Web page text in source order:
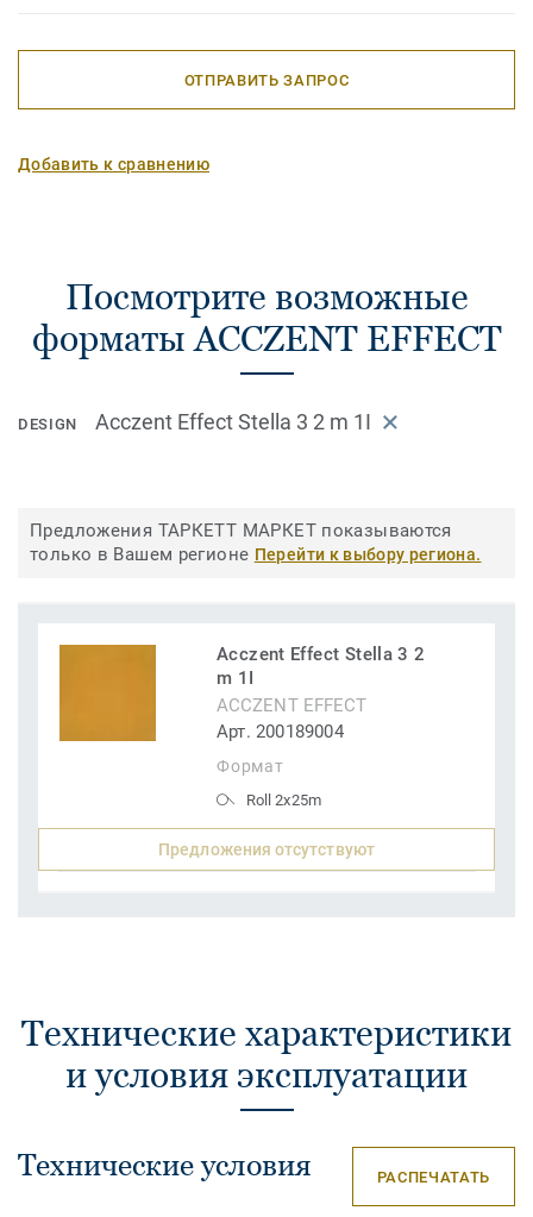
ОТПРАВИТЬ ЗАПРОС
Добавить к сравнению
Посмотрите возможные
форматы ACCZENT EFFECT
DESIGN Acczent Effect Stella 3 2 m 1I
Предложения ТАРКЕТТ МАРКЕТ показываются
только в Вашем регионе Перейти к выбору региона.
Acczent Effect Stella 3 2
m 1I
ACCZENT EFFECT
Арт. 200189004
Формат
Roll 2x25m
Предложения отсутствуют
Технические характеристики
и условия эксплуатации
Технические условия РАСПЕЧАТАТЬ